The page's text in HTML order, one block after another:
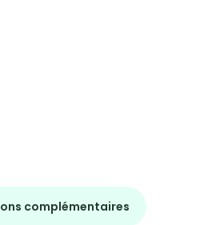
complémentaires